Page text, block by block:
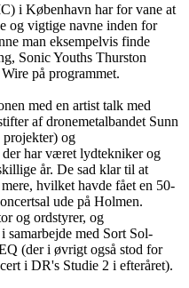
i København har for vane at
og vigtige navne inden for
man eksempelvis finde
Sonic Youths Thurston
på programmet.
med en artist talk med
af dronemetalbandet Sunn
og
der har været lydtekniker og
år. De sad klar til at
hvilket havde fået en 50-
ude på Holmen.
og ordstyrer, og
samarbejde med Sort Sol-
(der i øvrigt også stod for
i DR's Studie 2 i efteråret).